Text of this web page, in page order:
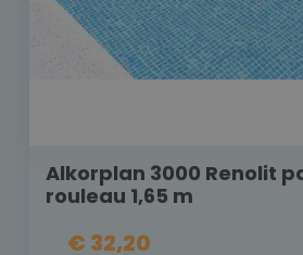
Alkorplan 3000 Renolit
rouleau 1,65 m
€ 32,20